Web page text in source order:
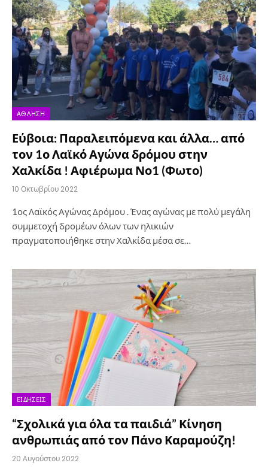
ΆΘΛΗΣΗ
Εύβοια: Παραλειπόμενα και άλλα… από
τον 1ο Λαϊκό Αγώνα δρόμου στην
Χαλκίδα ! Αφιέρωμα Νο1 (Φωτο)
10 Οκτωβρίου 2022
1ος Λαϊκός Αγώνας Δρόμου . Ένας αγώνας με πολύ μεγάλη
συμμετοχή δρομέων όλων των ηλικιών
πραγματοποιήθηκε στην Χαλκίδα μέσα σε…
ΕΙΔΉΣΕΙΣ
“Σχολικά για όλα τα παιδιά” Κίνηση
ανθρωπιάς από τον Πάνο Καραμούζη!
20 Αυγούστου 2022